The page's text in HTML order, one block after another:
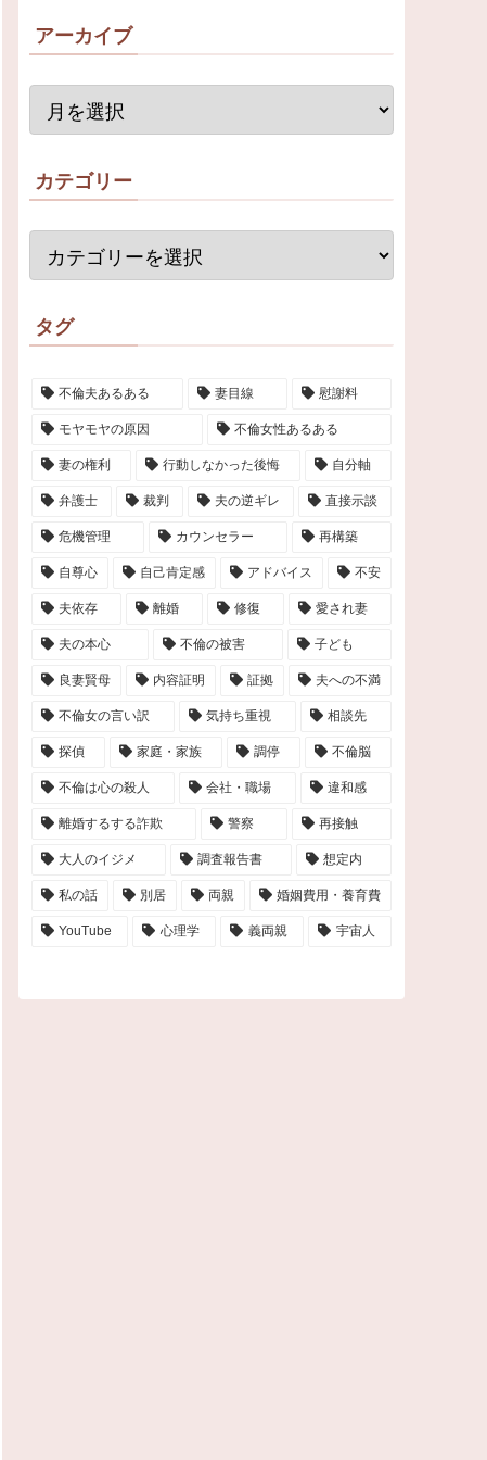
アーカイブ
カテゴリー
タグ
不倫夫あるある 妻目線 慰謝料
モヤモヤの原因 不倫女性あるある
妻の権利 行動しなかった後悔 自分軸
弁護士 裁判 夫の逆ギレ 直接示談
危機管理 カウンセラー 再構築
自尊心 自己肯定感 アドバイス 不安
夫依存 離婚 修復 愛され妻
夫の本心 不倫の被害 子ども
良妻賢母 内容証明 証拠 夫への不満
不倫女の言い訳 気持ち重視 相談先
探偵 家庭・家族 調停 不倫脳
不倫は心の殺人 会社・職場 違和感
離婚するする詐欺 警察 再接触
大人のイジメ 調査報告書 想定内
私の話 別居 両親 婚姻費用・養育費
YouTube 心理学 義両親 宇宙人